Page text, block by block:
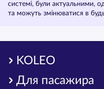
системі, були актуальними,
та можуть змінюватися в
KOLEO
Для пасажира